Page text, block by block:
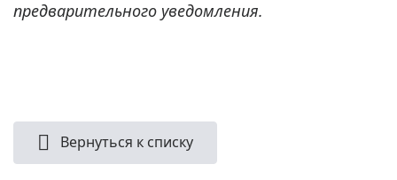
предварительного уведомления.
Вернуться к списку